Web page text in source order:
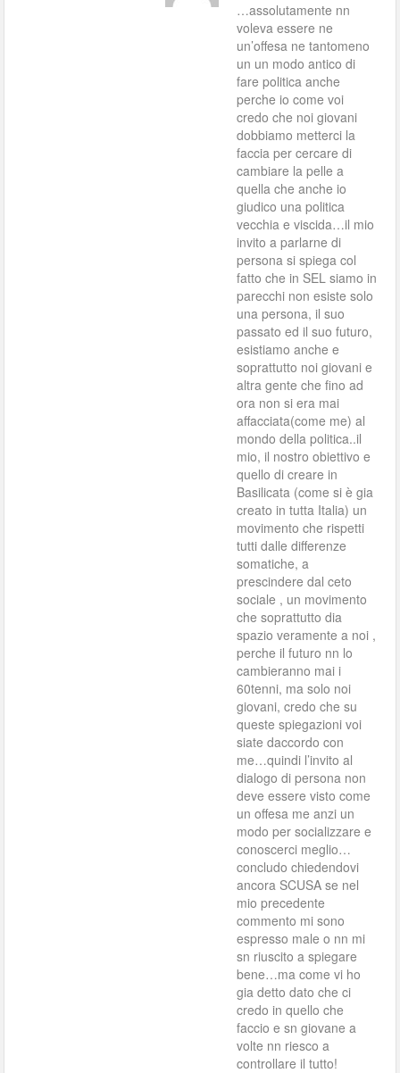
…assolutamente nn
voleva essere ne
un’offesa ne tantomeno
un un modo antico di
fare politica anche
perche io come voi
credo che noi giovani
dobbiamo metterci la
faccia per cercare di
cambiare la pelle a
quella che anche io
giudico una politica
vecchia e viscida…il mio
invito a parlarne di
persona si spiega col
fatto che in SEL siamo in
parecchi non esiste solo
una persona, il suo
passato ed il suo futuro,
esistiamo anche e
soprattutto noi giovani e
altra gente che fino ad
ora non si era mai
affacciata(come me) al
mondo della politica..il
mio, il nostro obiettivo e
quello di creare in
Basilicata (come si è gia
creato in tutta Italia) un
movimento che rispetti
tutti dalle differenze
somatiche, a
prescindere dal ceto
sociale , un movimento
che soprattutto dia
spazio veramente a noi ,
perche il futuro nn lo
cambieranno mai i
60tenni, ma solo noi
giovani, credo che su
queste spiegazioni voi
siate daccordo con
me…quindi l’invito al
dialogo di persona non
deve essere visto come
un offesa me anzi un
modo per socializzare e
conoscerci meglio…
concludo chiedendovi
ancora SCUSA se nel
mio precedente
commento mi sono
espresso male o nn mi
sn riuscito a spiegare
bene…ma come vi ho
gia detto dato che ci
credo in quello che
faccio e sn giovane a
volte nn riesco a
controllare il tutto!